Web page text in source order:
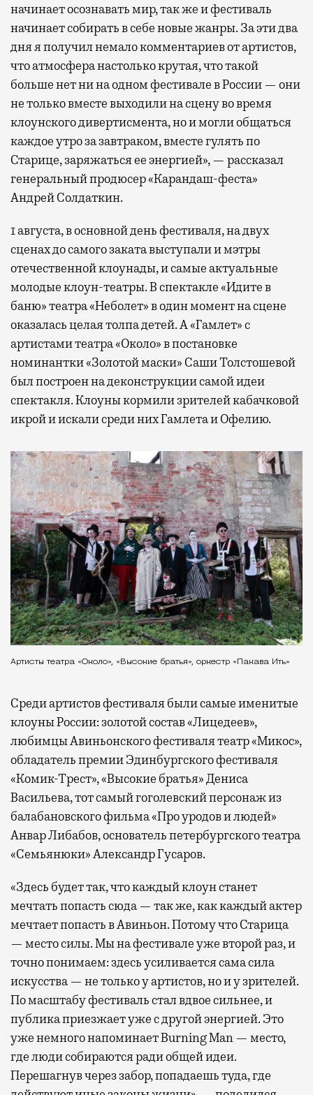
начинает осознавать мир, так же и фестиваль
начинает собирать в себе новые жанры. За эти два
дня я получил немало комментариев от артистов,
что атмосфера настолько крутая, что такой
больше нет ни на одном фестивале в России — они
не только вместе выходили на сцену во время
клоунского дивертисмента, но и могли общаться
каждое утро за завтраком, вместе гулять по
Старице, заряжаться ее энергией», — рассказал
генеральный продюсер «Карандаш-феста»
Андрей Солдаткин.
1 августа, в основной день фестиваля, на двух
сценах до самого заката выступали и мэтры
отечественной клоунады, и самые актуальные
молодые клоун-театры. В спектакле «Идите в
баню» театра «Неболет» в один момент на сцене
оказалась целая толпа детей. А «Гамлет» с
артистами театра «Около» в постановке
номинантки «Золотой маски» Саши Толстошевой
был построен на деконструкции самой идеи
спектакля. Клоуны кормили зрителей кабачковой
икрой и искали среди них Гамлета и Офелию.
Артисты театра «Около», «Высокие братья», оркестр «Пакава Ить»
Среди артистов фестиваля были самые именитые
клоуны России: золотой состав «Лицедеев»,
любимцы Авиньонского фестиваля театр «Микос»,
обладатель премии Эдинбургского фестиваля
«Комик-Трест», «Высокие братья» Дениса
Васильева, тот самый гоголевский персонаж из
балабановского фильма «Про уродов и людей»
Анвар Либабов, основатель петербургского театра
«Семьянюки» Александр Гусаров.
«Здесь будет так, что каждый клоун станет
мечтать попасть сюда — так же, как каждый актер
мечтает попасть в Авиньон. Потому что Старица
— место силы. Мы на фестивале уже второй раз, и
точно понимаем: здесь усиливается сама сила
искусства — не только у артистов, но и у зрителей.
По масштабу фестиваль стал вдвое сильнее, и
публика приезжает уже с другой энергией. Это
уже немного напоминает Burning Man — место,
где люди собираются ради общей идеи.
Перешагнув через забор, попадаешь туда, где